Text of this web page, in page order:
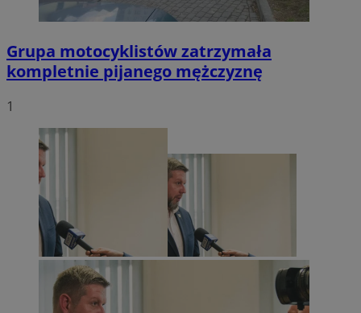
Grupa motocyklistów zatrzymała
kompletnie pijanego mężczyznę
1